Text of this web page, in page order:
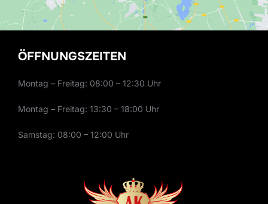
ÖFFNUNGSZEITEN
Montag – Freitag: 08:00 – 12:30 Uhr
Montag – Freitag: 13:30 – 18:00 Uhr
Samstag: 08:00 – 12:00 Uhr